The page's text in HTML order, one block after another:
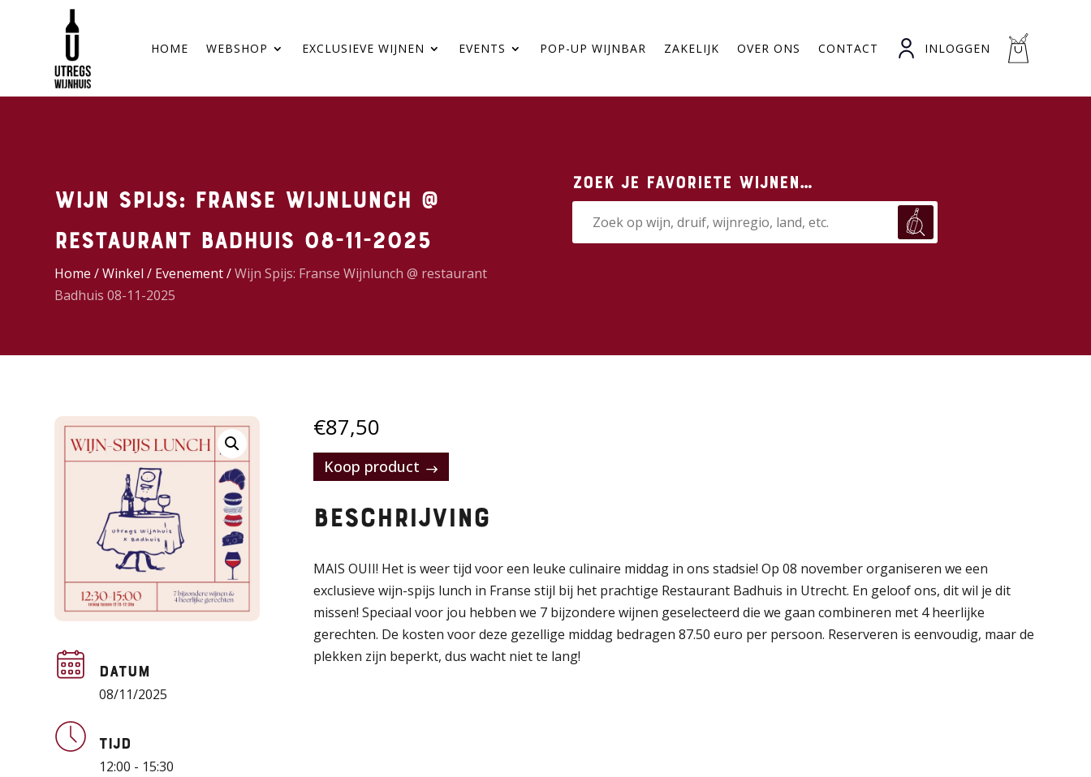
HOME WEBSHOP EXCLUSIEVE WIJNEN EVENTS POP-UP WIJNBAR ZAKELIJK OVER ONS CONTACT INLOGGEN
Wijn Spijs: Franse Wijnlunch @
restaurant Badhuis 08-11-2025
Home /Winkel / Evenement/Wijn Spijs: Franse Wijnlunch @ restaurant
Badhuis 08-11-2025
Zoek je favoriete wijnen…
Datum
08/11/2025
Tijd
12:00 - 15:30
€87,50
Koop product
Beschrijving
MAIS OUII! Het is weer tijd voor een leuke culinaire middag in ons stadsie! Op 08 november organiseren we een
exclusieve wijn-spijs lunch in Franse stijl bij het prachtige Restaurant Badhuis in Utrecht. En geloof ons, dit wil je dit
missen! Speciaal voor jou hebben we 7 bijzondere wijnen geselecteerd die we gaan combineren met 4 heerlijke
gerechten. De kosten voor deze gezellige middag bedragen 87.50 euro per persoon. Reserveren is eenvoudig, maar de
plekken zijn beperkt, dus wacht niet te lang!